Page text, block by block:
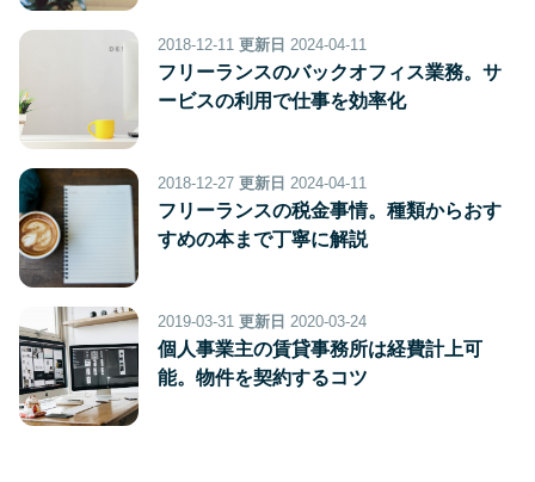
2018-12-11 更新日 2024-04-11
フリーランスのバックオフィス業務。サ
ービスの利用で仕事を効率化
2018-12-27 更新日 2024-04-11
フリーランスの税金事情。種類からおす
すめの本まで丁寧に解説
2019-03-31 更新日 2020-03-24
個人事業主の賃貸事務所は経費計上可
能。物件を契約するコツ